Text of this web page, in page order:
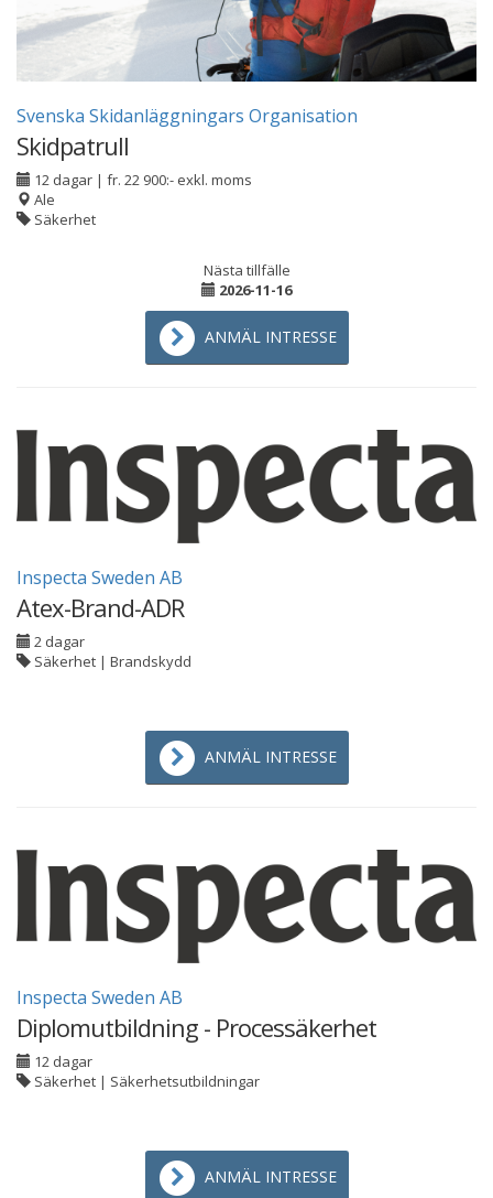
Svenska Skidanläggningars Organisation
Skidpatrull
12 dagar | fr. 22 900:- exkl. moms
Ale
Säkerhet
Nästa tillfälle
2026-11-16
ANMÄL INTRESSE
Inspecta Sweden AB
Atex-Brand-ADR
2 dagar
Säkerhet | Brandskydd
ANMÄL INTRESSE
Inspecta Sweden AB
Diplomutbildning - Processäkerhet
12 dagar
Säkerhet | Säkerhetsutbildningar
ANMÄL INTRESSE